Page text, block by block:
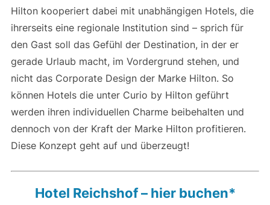
Hilton kooperiert dabei mit unabhängigen Hotels, die
ihrerseits eine regionale Institution sind – sprich für
den Gast soll das Gefühl der Destination, in der er
gerade Urlaub macht, im Vordergrund stehen, und
nicht das Corporate Design der Marke Hilton. So
können Hotels die unter Curio by Hilton geführt
werden ihren individuellen Charme beibehalten und
dennoch von der Kraft der Marke Hilton profitieren.
Diese Konzept geht auf und überzeugt!
Hotel Reichshof – hier buchen*